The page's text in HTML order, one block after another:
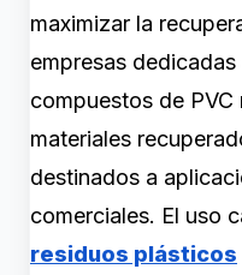
maximizar la
empresas
compuestos de
materiales
destinados a
comerciales. El uso
residuos plásticos